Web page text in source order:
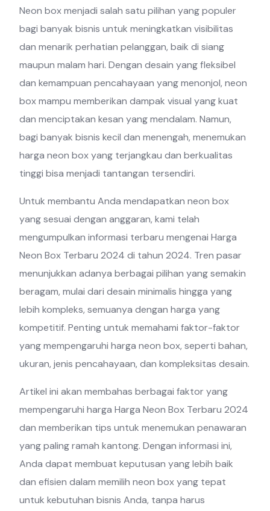
Neon box menjadi salah satu pilihan yang populer
bagi banyak bisnis untuk meningkatkan visibilitas
dan menarik perhatian pelanggan, baik di siang
maupun malam hari. Dengan desain yang fleksibel
dan kemampuan pencahayaan yang menonjol, neon
box mampu memberikan dampak visual yang kuat
dan menciptakan kesan yang mendalam. Namun,
bagi banyak bisnis kecil dan menengah, menemukan
harga neon box yang terjangkau dan berkualitas
tinggi bisa menjadi tantangan tersendiri.
Untuk membantu Anda mendapatkan neon box
yang sesuai dengan anggaran, kami telah
mengumpulkan informasi terbaru mengenai Harga
Neon Box Terbaru 2024 di tahun 2024. Tren pasar
menunjukkan adanya berbagai pilihan yang semakin
beragam, mulai dari desain minimalis hingga yang
lebih kompleks, semuanya dengan harga yang
kompetitif. Penting untuk memahami faktor-faktor
yang mempengaruhi harga neon box, seperti bahan,
ukuran, jenis pencahayaan, dan kompleksitas desain.
Artikel ini akan membahas berbagai faktor yang
mempengaruhi harga Harga Neon Box Terbaru 2024
dan memberikan tips untuk menemukan penawaran
yang paling ramah kantong. Dengan informasi ini,
Anda dapat membuat keputusan yang lebih baik
dan efisien dalam memilih neon box yang tepat
untuk kebutuhan bisnis Anda, tanpa harus